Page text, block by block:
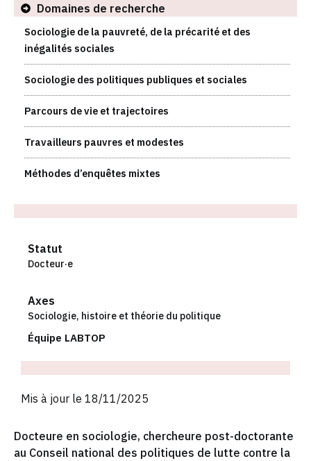
Docteure en sociologie, chercheure post-doctorante
au Conseil national des politiques de lutte contre la
Domaines de recherche
Sociologie de la pauvreté, de la précarité et des
inégalités sociales
Sociologie des politiques publiques et sociales
Parcours de vie et trajectoires
Travailleurs pauvres et modestes
Méthodes d’enquêtes mixtes
Statut
Docteur·e
Axes
Sociologie, histoire et théorie du politique
Équipe LABTOP
Mis à jour le 18/11/2025